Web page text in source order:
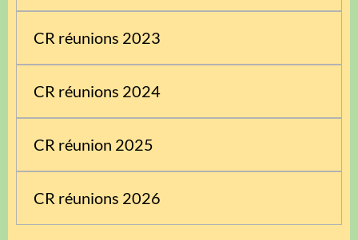
CR réunions 2023
CR réunions 2024
CR réunion 2025
CR réunions 2026